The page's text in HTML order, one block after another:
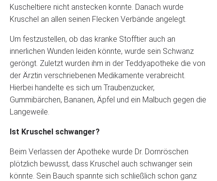
Kuscheltiere nicht anstecken konnte. Danach wurde
Kruschel an allen seinen Flecken Verbände angelegt.
Um festzustellen, ob das kranke Stofftier auch an
innerlichen Wunden leiden könnte, wurde sein Schwanz
geröngt. Zuletzt wurden ihm in der Teddyapotheke die von
der Ärztin verschriebenen Medikamente verabreicht.
Hierbei handelte es sich um Traubenzucker,
Gummibärchen, Bananen, Äpfel und ein Malbuch gegen die
Langeweile.
Ist Kruschel schwanger?
Beim Verlassen der Apotheke wurde Dr. Dornröschen
plötzlich bewusst, dass Kruschel auch schwanger sein
könnte. Sein Bauch spannte sich schließlich schon ganz